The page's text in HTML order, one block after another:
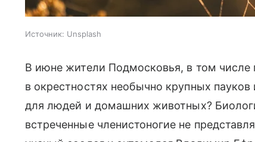
Источник: Unsplash
В июне жители Подмосковья, в том
в окрестностях необычно крупных
для людей и домашних животных?
встреченные членистоногие не